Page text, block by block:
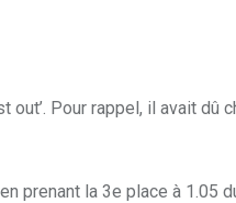
Pour rappel, il avait dû
prenant la 3e place à 1.05